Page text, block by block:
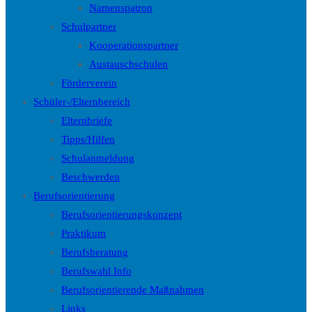
Namenspatron
Schulpartner
Kooperationspartner
Austauschschulen
Förderverein
Schüler-/Elternbereich
Elternbriefe
Tipps/Hilfen
Schulanmeldung
Beschwerden
Berufsorientierung
Berufsorientierungskonzept
Praktikum
Berufsberatung
Berufswahl Info
Berufsorientierende Maßnahmen
Links